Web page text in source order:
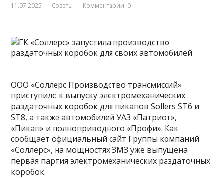
11.07.2025 Советы Комментарии: 0
ООО «Соллерс Производство трансмиссий»
приступило к выпуску электромеханических
раздаточных коробок для пикапов Sollers ST6 и
ST8, а также автомобилей УАЗ «Патриот»,
«Пикап» и полноприводного «Профи». Как
сообщает официальный сайт Группы компаний
«Соллерс», на мощностях ЗМЗ уже выпущена
первая партия электромеханических раздаточных
коробок.